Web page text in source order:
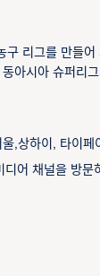
리그를 만들어
아시아 슈퍼리
,상하이, 타이
어 채널을 방문